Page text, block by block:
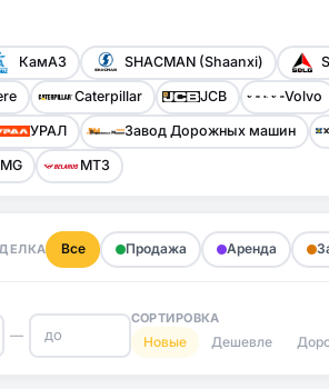
КамАЗ SHACMAN (Shaanxi)
Caterpillar JCB Volvo
УРАЛ Завод Дорожных машин
МТЗ
Все Продажа Аренда
—
СОРТИРОВКА
Новые Дешевле